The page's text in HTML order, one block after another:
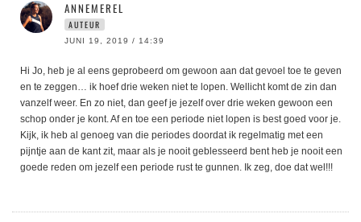
ANNEMEREL
AUTEUR
JUNI 19, 2019 / 14:39
Hi Jo, heb je al eens geprobeerd om gewoon aan dat gevoel toe te geven
en te zeggen… ik hoef drie weken niet te lopen. Wellicht komt de zin dan
vanzelf weer. En zo niet, dan geef je jezelf over drie weken gewoon een
schop onder je kont. Af en toe een periode niet lopen is best goed voor je.
Kijk, ik heb al genoeg van die periodes doordat ik regelmatig met een
pijntje aan de kant zit, maar als je nooit geblesseerd bent heb je nooit een
goede reden om jezelf een periode rust te gunnen. Ik zeg, doe dat wel!!!